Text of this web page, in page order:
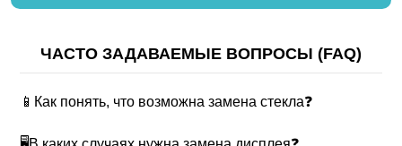
ЧАСТО ЗАДАВАЕМЫЕ ВОПРОСЫ (FAQ)
📱Как понять, что возможна замена стекла❓